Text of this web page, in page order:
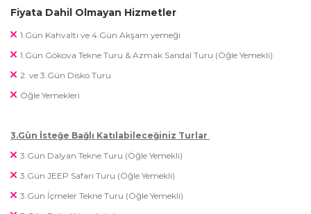
Fiyata Dahil Olmayan Hizmetler
1.Gün Kahvaltı ve 4.Gün Akşam yemeği
1.Gün Gökova Tekne Turu & Azmak Sandal Turu (Öğle Yemekli)
2. ve 3.Gün Disko Turu
Öğle Yemekleri
3.Gün İsteğe Bağlı Katılabileceğiniz Turlar
3.Gün Dalyan Tekne Turu (Öğle Yemekli)
3.Gün JEEP Safari Turu (Öğle Yemekli)
3.Gün İçmeler Tekne Turu (Öğle Yemekli)